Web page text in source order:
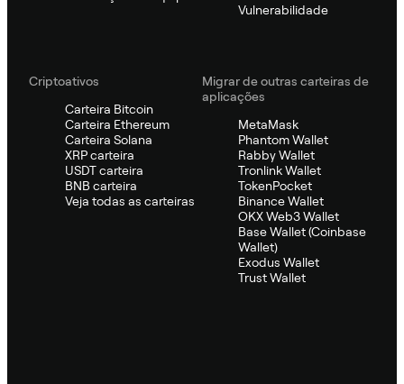
Vulnerabilidade
Criptoativos
Carteira Bitcoin
Carteira Ethereum
Carteira Solana
XRP carteira
USDT carteira
BNB carteira
Veja todas as carteiras
Migrar de outras carteiras de
aplicações
MetaMask
Phantom Wallet
Rabby Wallet
Tronlink Wallet
TokenPocket
Binance Wallet
OKX Web3 Wallet
Base Wallet (Coinbase
Wallet)
Exodus Wallet
Trust Wallet